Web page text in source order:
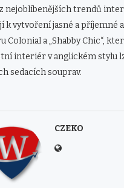
nejoblíbenějších trendů
k vytvoření jasné a
Colonial a „Shabby Chic“,
interiér v anglickém stylu
sedacích souprav.
CZEKO